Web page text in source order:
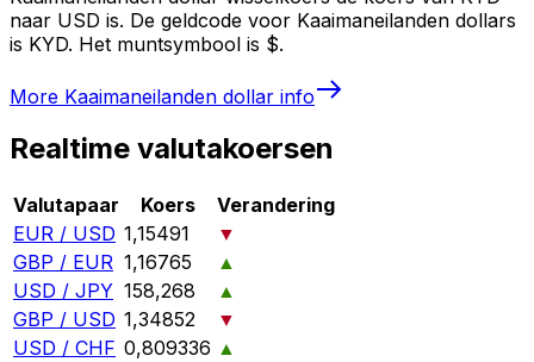
naar USD is. De geldcode voor Kaaimaneilanden dollars
is KYD. Het muntsymbool is $.
More Kaaimaneilanden dollar info
Realtime valutakoersen
Valutapaar Koers
Verandering
EUR / USD 1,15491
▼
GBP / EUR 1,16765
▲
USD / JPY 158,268
▲
GBP / USD 1,34852
▼
USD / CHF 0,809336 ▲